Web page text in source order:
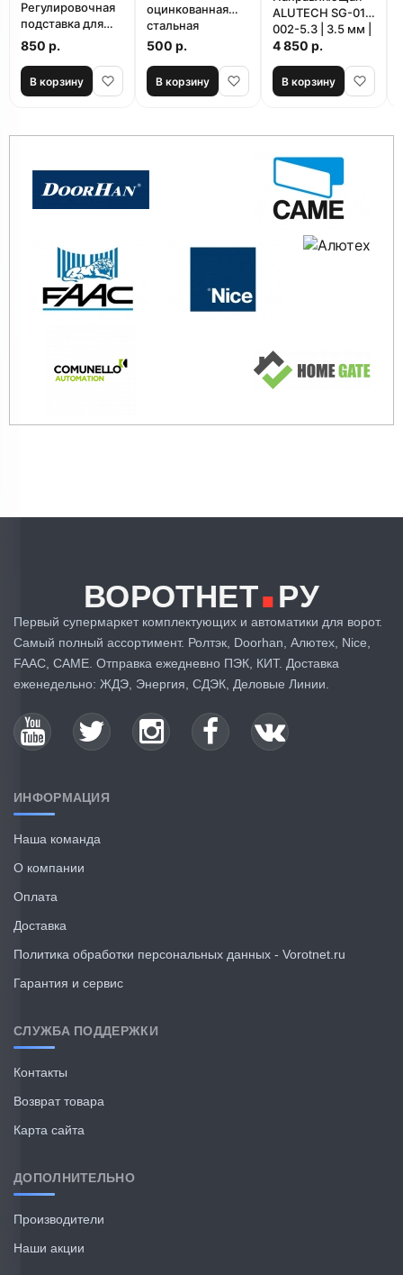
Регулировочная
подставка для
откатных ворот
Alutech
SGN.01.200
850 р.
В корзину
оцинкованная
стальная
зубчатая
ФУРНИТЕХ 8 мм
500 р.
В корзину
ALUTECH SG-01-
002-5.3 | 3.5 мм |
5.3 метра | Для
4 850 р.
В корзину
ВОРОТНЕТ.РУ
Первый супермаркет комплектующих и автоматики для ворот.
Самый полный ассортимент. Ролтэк, Doorhan, Алютех, Nice,
FAAC, CAME. Отправка ежедневно ПЭК, КИТ. Доставка
еженедельно: ЖДЭ, Энергия, СДЭК, Деловые Линии.
ИНФОРМАЦИЯ
Наша команда
О компании
Оплата
Доставка
Политика обработки персональных данных - Vorotnet.ru
Гарантия и сервис
СЛУЖБА ПОДДЕРЖКИ
Контакты
Возврат товара
Карта сайта
ДОПОЛНИТЕЛЬНО
Производители
Наши акции